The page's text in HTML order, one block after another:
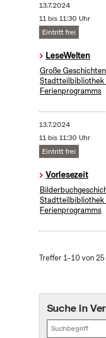
13.7.2024
11 bis 11:30 Uhr
Eintritt frei
LeseWelten
Große
Stadtteilbibliothek
Ferienprogramms
13.7.2024
11 bis 11:30 Uhr
Eintritt frei
Vorlesezeit
Stadtteilbibliothek
Ferienprogramms
Treffer 1–10 von 25
Suche in